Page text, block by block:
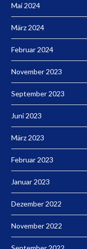
Mai 2024
März 2024
Februar 2024
November 2023
September 2023
Juni 2023
März 2023
Februar 2023
Januar 2023
Dezember 2022
November 2022